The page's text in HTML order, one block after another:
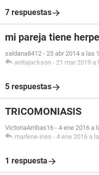
7 respuestas
mi pareja tiene
saldana8412 - 25 abr 2014 a las
anitajackson - 21 mar 2019 a
5 respuestas
TRICOMONIASIS
VictoriaArribas16 - 4 ene 2016 a
marlene-ines - 4 ene 2016 a
1 respuesta